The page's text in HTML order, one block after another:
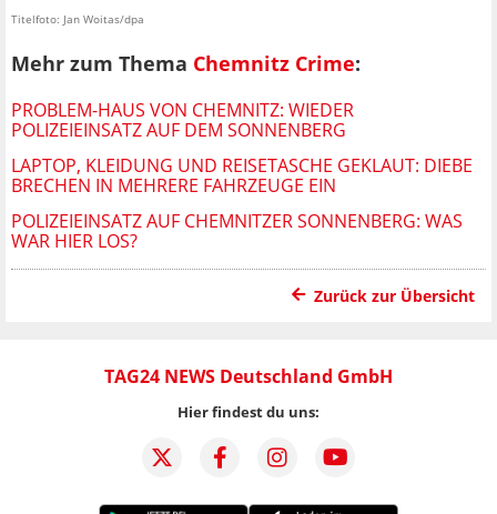
Titelfoto: Jan Woitas/dpa
Mehr zum Thema Chemnitz Crime:
PROBLEM-HAUS VON CHEMNITZ: WIEDER
POLIZEIEINSATZ AUF DEM SONNENBERG
LAPTOP, KLEIDUNG UND REISETASCHE GEKLAUT: DIEBE
BRECHEN IN MEHRERE FAHRZEUGE EIN
POLIZEIEINSATZ AUF CHEMNITZER SONNENBERG: WAS
WAR HIER LOS?
Zurück zur Übersicht
TAG24 NEWS Deutschland GmbH
Hier findest du uns: